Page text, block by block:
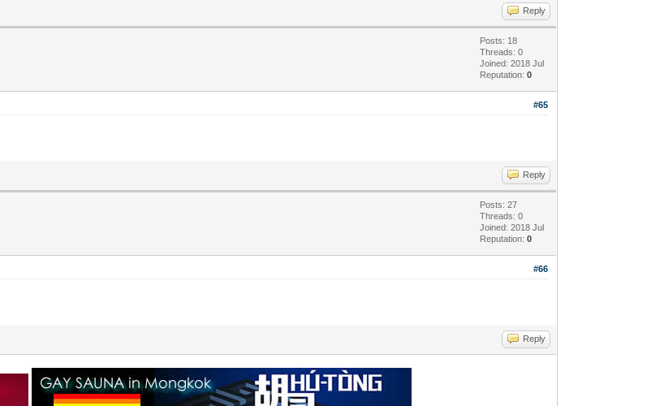
Reply
Posts: 18
Threads: 0
Joined: 2018 Jul
Reputation:0
#65
Reply
Posts: 27
Threads: 0
Joined: 2018 Jul
Reputation:0
#66
Reply